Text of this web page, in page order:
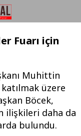
Fuarı için
Muhittin
katılmak üzere
Böcek,
ilişkileri daha da
bulundu.